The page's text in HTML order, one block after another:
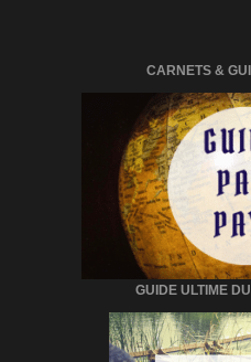
CARNETS &
GUIDE ULTIME